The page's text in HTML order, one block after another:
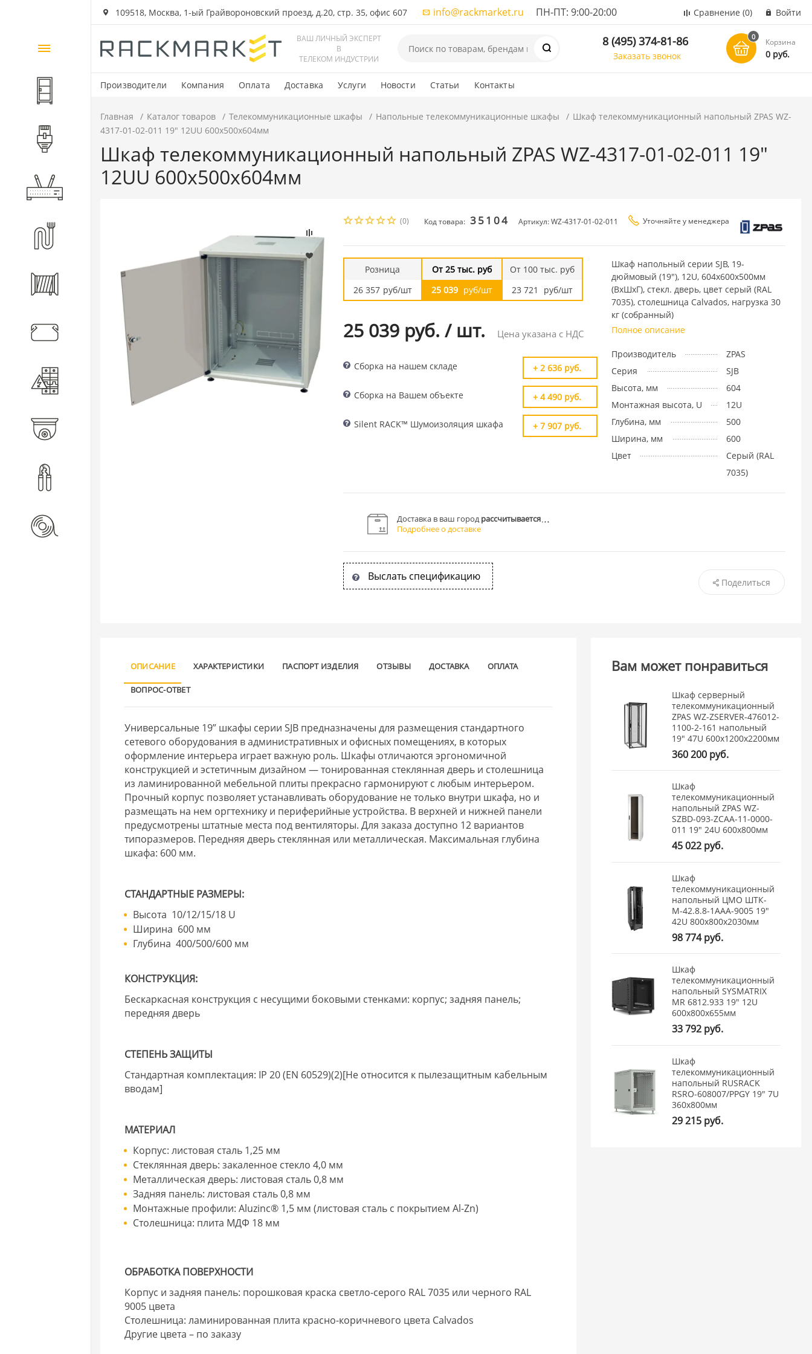
109518, Москва, 1-ый Грайвороновский проезд, д.20, стр. 35, офис 607 info@rackmarket.ru ПН-ПТ: 9:00-20:00 Сравнение (0) Войти
ВАШ ЛИЧНЫЙ ЭКСПЕРТ
В
ТЕЛЕКОМ ИНДУСТРИИ
8 (495) 374-81-86
Заказать звонок
0
Корзина
0 руб.
Производители Компания Оплата Доставка Услуги Новости Статьи Контакты
Каталог
товаров
Шкафы и стойки
Активное оборудование
Кабеленесущие системы
Электротехническое
оборудование
Главная Каталог товаров Телекоммуникационные шкафы Напольные телекоммуникационные шкафы
Шкаф телекоммуникационный напольный ZPAS WZ-
4317-01-02-011 19" 12UU 600x500x604мм
Шкаф телекоммуникационный напольный ZPAS WZ-4317-01-02-011 19"
12UU 600x500x604мм
(0) Код товара: 35104 Артикул: WZ-4317-01-02-011 Уточняйте у менеджера
Розница
26 357 руб/шт
От 25 тыс. руб
25 039 руб/шт
От 100 тыс. руб
23 721
руб/шт
25 039 руб. / шт. Цена указана с НДС
Сборка на нашем складе + 2 636 руб.
Сборка на Вашем объекте + 4 490 руб.
Silent RACK™ Шумоизоляция шкафа + 7 907 руб.
Шкаф напольный серии SJB, 19-
дюймовый (19"), 12U, 604x600х500мм
(ВхШхГ), стекл. дверь, цвет серый (RAL
7035), столешница Calvados, нагрузка 30
кг (собранный)
Полное описание
Производитель
ZPAS
Серия
SJB
Высота, мм
604
Монтажная высота, U
12U
Глубина, мм
500
Ширина, мм
600
Цвет
Cерый (RAL
7035)
Доставка в ваш городрассчитывается
Подробнее о доставке
Выслать спецификацию Поделиться
ОПИСАНИЕ ХАРАКТЕРИСТИКИ ПАСПОРТ ИЗДЕЛИЯ ОТЗЫВЫ ДОСТАВКА ОПЛАТА
ВОПРОС-ОТВЕТ
Универсальные 19” шкафы серии SJB предназначены для размещения стандартного
сетевого оборудования в административных и офисных помещениях, в которых
оформление интерьера играет важную роль. Шкафы отличаются эргономичной
конструкцией и эстетичным дизайном — тонированная стеклянная дверь и столешница
из ламинированной мебельной плиты прекрасно гармонируют с любым интерьером.
Прочный корпус позволяет устанавливать оборудование не только внутри шкафа, но и
размещать на нем оргтехнику и периферийные устройства. В верхней и нижней панели
предусмотрены штатные места под вентиляторы. Для заказа доступно 12 вариантов
типоразмеров. Передняя дверь стеклянная или металлическая. Максимальная глубина
шкафа: 600 мм.
СТАНДАРТНЫЕ РАЗМЕРЫ:
Высота 10/12/15/18 U
Ширина 600 мм
Глубина 400/500/600 мм
КОНСТРУКЦИЯ:
Бескаркасная конструкция с несущими боковыми стенками: корпус; задняя панель;
передняя дверь
СТЕПЕНЬ ЗАЩИТЫ
Стандартная комплектация: IP 20 (EN 60529)(2)[Не относится к пылезащитным кабельным
вводам]
МАТЕРИАЛ
Корпус: листовая сталь 1,25 мм
Стеклянная дверь: закаленное стекло 4,0 мм
Металлическая дверь: листовая сталь 0,8 мм
Задняя панель: листовая сталь 0,8 мм
Монтажные профили: Aluzinc® 1,5 мм (листовая сталь с покрытием Al-Zn)
Столешница: плита МДФ 18 мм
ОБРАБОТКА ПОВЕРХНОСТИ
Корпус и задняя панель: порошковая краска светло-серого RAL 7035 или черного RAL
9005 цвета
Столешница: ламинированная плита красно-коричневого цвета Calvados
Другие цвета – по заказу
Вам может понравиться
Шкаф серверный
телекоммуникационный
ZPAS WZ-ZSERVER-476012-
1100-2-161 напольный
19" 47U 600x1200x2200мм
360 200 руб.
Шкаф
телекоммуникационный
напольный ZPAS WZ-
SZBD-093-ZCAA-11-0000-
011 19" 24U 600x800мм
45 022 руб.
Шкаф
телекоммуникационный
напольный ЦМО ШТК-
М-42.8.8-1ААА-9005 19"
42U 800x800x2030мм
98 774 руб.
Шкаф
телекоммуникационный
напольный SYSMATRIX
MR 6812.933 19" 12U
600x800x655мм
33 792 руб.
Шкаф
телекоммуникационный
напольный RUSRACK
RSRO-608007/PPGY 19" 7U
360x800мм
29 215 руб.